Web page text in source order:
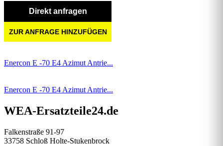
Direkt anfragen
ZUR ANFRAGE HINZUFÜGEN
Enercon E -70 E4 Azimut Antrie...
Enercon E -70 E4 Azimut Antrie...
WEA-Ersatzteile24.de
Falkenstraße 91-97
33758 Schloß Holte-Stukenbrock